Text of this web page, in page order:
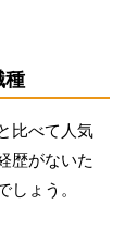
種
比べて人気
歴がないた
しょう。